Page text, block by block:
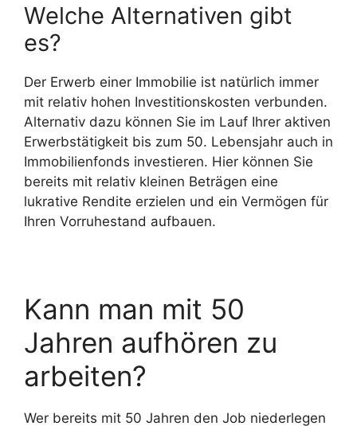
Welche Alternativen gibt
es?
Der Erwerb einer Immobilie ist natürlich immer
mit relativ hohen Investitionskosten verbunden.
Alternativ dazu können Sie im Lauf Ihrer aktiven
Erwerbstätigkeit bis zum 50. Lebensjahr auch in
Immobilienfonds investieren. Hier können Sie
bereits mit relativ kleinen Beträgen eine
lukrative Rendite erzielen und ein Vermögen für
Ihren Vorruhestand aufbauen.
Kann man mit 50
Jahren aufhören zu
arbeiten?
Wer bereits mit 50 Jahren den Job niederlegen